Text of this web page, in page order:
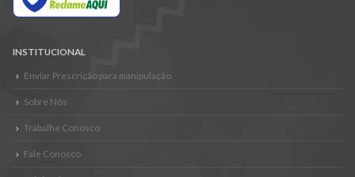
INSTITUCIONAL
Enviar Prescrição para manipulação
Sobre Nós
Trabalhe Conosco
Fale Conosco